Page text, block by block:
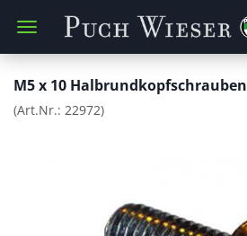
M5 x 10 Halbrundkopfschrauben
(Art.Nr.: 22972)